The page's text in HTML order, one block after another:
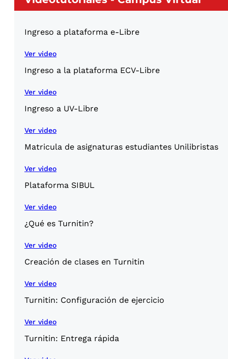
Ingreso a plataforma e-Libre
Ver video
Ingreso a la plataforma ECV-Libre
Ver video
Ingreso a UV-Libre
Ver video
Matricula de asignaturas estudiantes Unilibristas
Ver video
Plataforma SIBUL
Ver video
¿Qué es Turnitin?
Ver video
Creación de clases en Turnitin
Ver video
Turnitin: Configuración de ejercicio
Ver video
Turnitin: Entrega rápida